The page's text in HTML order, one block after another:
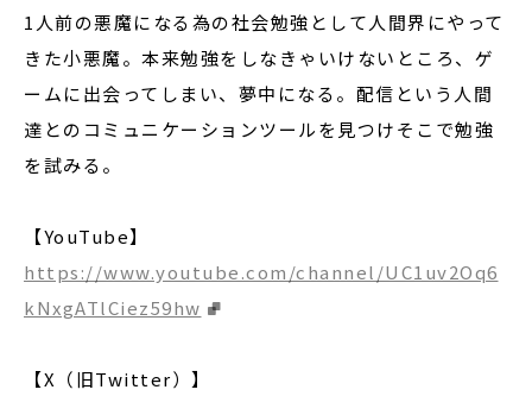
1人前の悪魔になる為の社会勉強として人間界にやって
きた小悪魔。本来勉強をしなきゃいけないところ、ゲ
ームに出会ってしまい、夢中になる。配信という人間
達とのコミュニケーションツールを見つけそこで勉強
を試みる。
【YouTube】
https://www.youtube.com/channel/UC1uv2Oq6
kNxgATlCiez59hw
【X（旧Twitter）】